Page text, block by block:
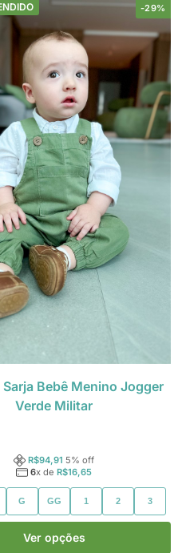
-29%
Bebê Menino Jogger
Verde Militar
R$94,91 5% off
6x deR$16,65
G GG 1 2 3
Ver opções